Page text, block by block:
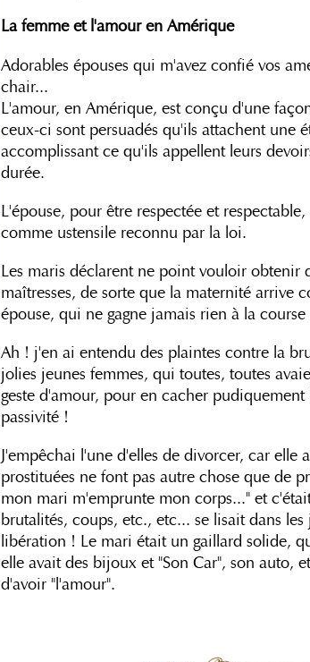
La femme et l'amour en Amérique
Adorables épouses qui m'avez confié vos
chair...
L'amour, en Amérique, est conçu d'une
ceux-ci sont persuadés qu'ils attachent une
accomplissant ce qu'ils appellent leurs
durée.
L'épouse, pour être respectée et
comme ustensile reconnu par la loi.
Les maris déclarent ne point vouloir obtenir
maîtresses, de sorte que la maternité arrive
épouse, qui ne gagne jamais rien à la
Ah ! j'en ai entendu des plaintes contre la
jolies jeunes femmes, qui toutes, toutes
geste d'amour, pour en cacher
passivité !
J'empêchai l'une d'elles de divorcer, car
prostituées ne font pas autre chose que de
mon mari m'emprunte mon corps..." et
brutalités, coups, etc., etc... se lisait dans
libération ! Le mari était un gaillard solide,
elle avait des bijoux et "Son Car", son auto,
d'avoir "l'amour".